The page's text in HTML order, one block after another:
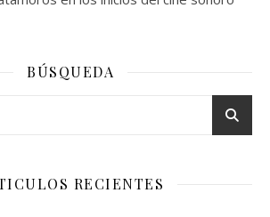
BÚSQUEDA
RECIENTES